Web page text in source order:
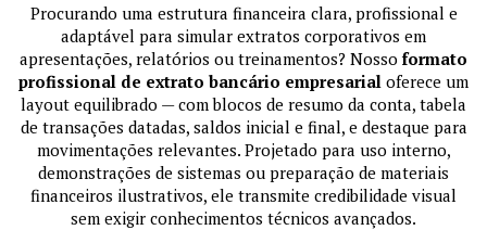
Procurando uma estrutura financeira clara, profissional e
adaptável para simular extratos corporativos em
apresentações, relatórios ou treinamentos? Nosso formato
profissional de extrato bancário empresarial oferece um
layout equilibrado — com blocos de resumo da conta, tabela
de transações datadas, saldos inicial e final, e destaque para
movimentações relevantes. Projetado para uso interno,
demonstrações de sistemas ou preparação de materiais
financeiros ilustrativos, ele transmite credibilidade visual
sem exigir conhecimentos técnicos avançados.